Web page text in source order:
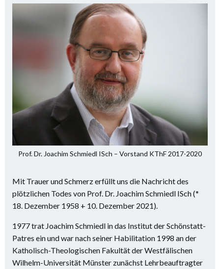
Prof. Dr. Joachim Schmiedl ISch – Vorstand KThF 2017-2020
Mit Trauer und Schmerz erfüllt uns die Nachricht des
plötzlichen Todes von Prof. Dr. Joachim Schmiedl ISch (*
18. Dezember 1958 + 10. Dezember 2021).
1977 trat Joachim Schmiedl in das Institut der Schönstatt-
Patres ein und war nach seiner Habilitation 1998 an der
Katholisch-Theologischen Fakultät der Westfälischen
Wilhelm-Universität Münster zunächst Lehrbeauftragter